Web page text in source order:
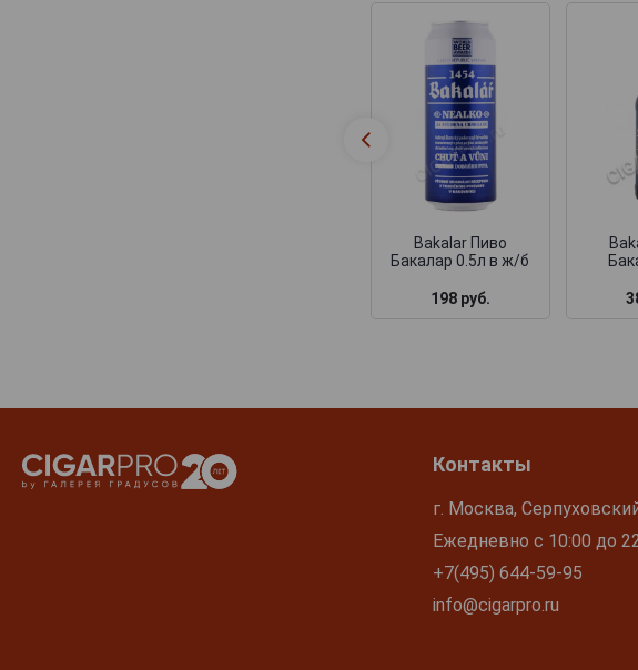
Bakalar Пиво
Бакалар 0.5л в ж/б
198 руб.
Контакты
г. Москва,
Ежедневно с 10:00 до
+7(495) 644-59-95
info@cigarpro.ru